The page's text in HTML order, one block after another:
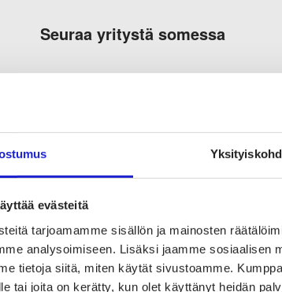
evästeitä
tarjoamamme sisällön ja mainosten
analysoimiseen. Lisäksi jaamme sosiaalisen
tietoja siitä, miten käytät sivustoamme.
tai joita on kerätty, kun olet käyttänyt heidän
Seuraa yritystä somessa